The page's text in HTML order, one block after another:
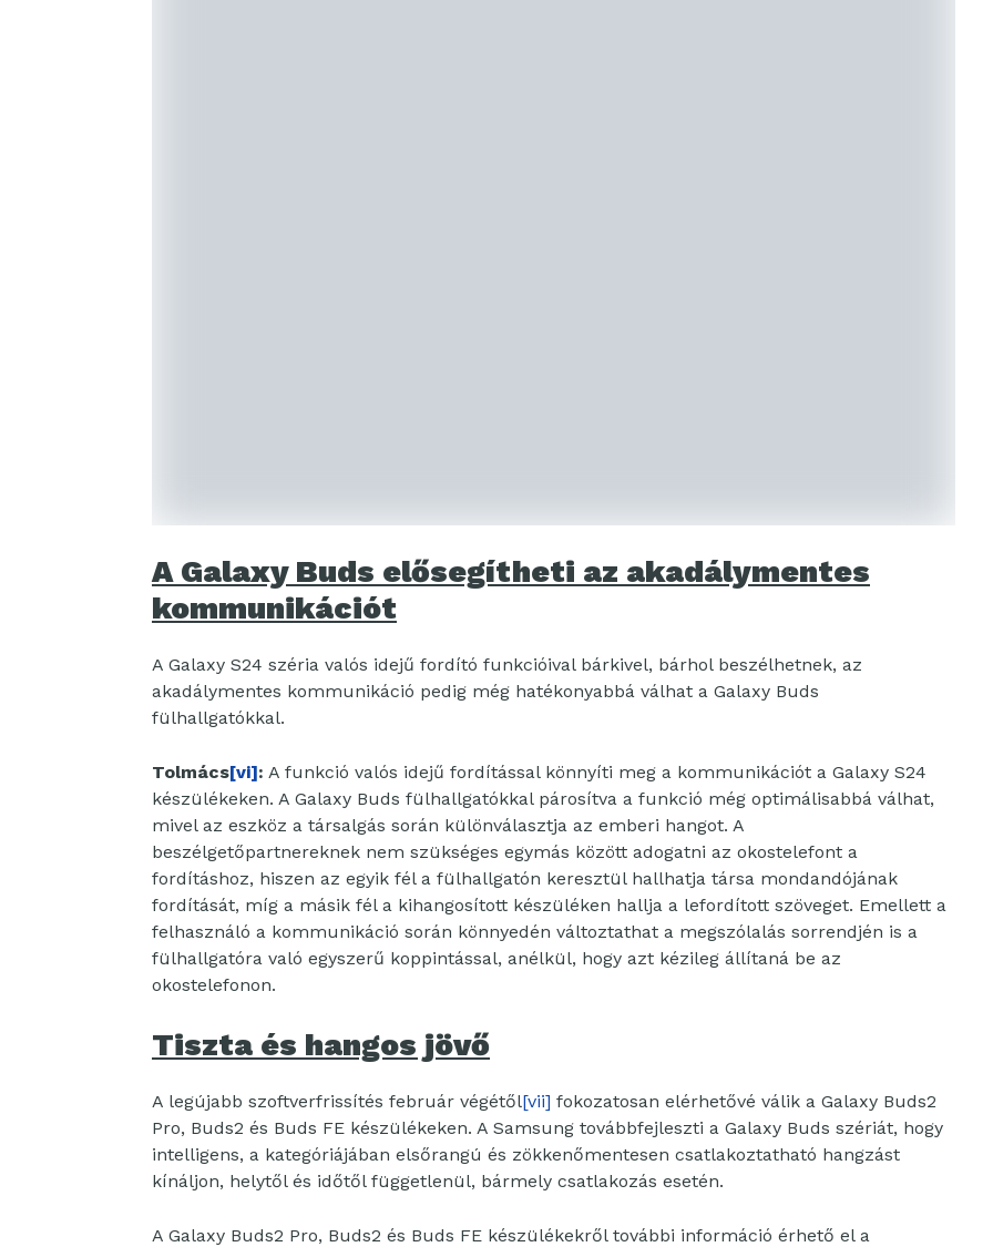
A Galaxy Buds elősegítheti az akadálymentes
kommunikációt
A Galaxy S24 széria valós idejű fordító funkcióival bárkivel, bárhol beszélhetnek, az
akadálymentes kommunikáció pedig még hatékonyabbá válhat a Galaxy Buds
fülhallgatókkal.
Tolmács[vi]: A funkció valós idejű fordítással könnyíti meg a kommunikációt a Galaxy S24
készülékeken. A Galaxy Buds fülhallgatókkal párosítva a funkció még optimálisabbá válhat,
mivel az eszköz a társalgás során különválasztja az emberi hangot. A
beszélgetőpartnereknek nem szükséges egymás között adogatni az okostelefont a
fordításhoz, hiszen az egyik fél a fülhallgatón keresztül hallhatja társa mondandójának
fordítását, míg a másik fél a kihangosított készüléken hallja a lefordított szöveget. Emellett a
felhasználó a kommunikáció során könnyedén változtathat a megszólalás sorrendjén is a
fülhallgatóra való egyszerű koppintással, anélkül, hogy azt kézileg állítaná be az
okostelefonon.
Tiszta és hangos jövő
A legújabb szoftverfrissítés február végétől[vii] fokozatosan elérhetővé válik a Galaxy Buds2
Pro, Buds2 és Buds FE készülékeken. A Samsung továbbfejleszti a Galaxy Buds szériát, hogy
intelligens, a kategóriájában elsőrangú és zökkenőmentesen csatlakoztatható hangzást
kínáljon, helytől és időtől függetlenül, bármely csatlakozás esetén.
A Galaxy Buds2 Pro, Buds2 és Buds FE készülékekről további információ érhető el a